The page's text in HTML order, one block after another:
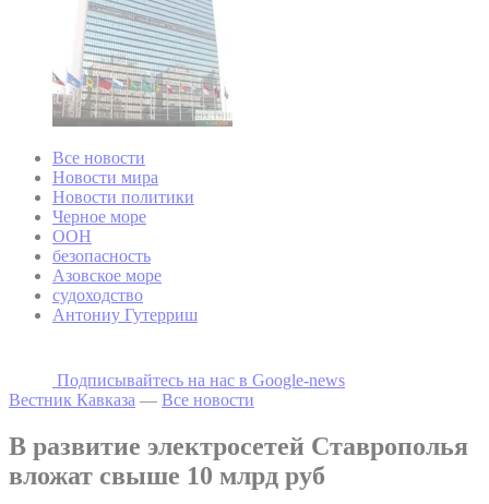
Все новости
Новости мира
Новости политики
Черное море
ООН
безопасность
Азовское море
судоходство
Антониу Гутерриш
Подписывайтесь на наc в Google-news
Вестник Кавказа — Все новости
В развитие электросетей Ставрополья
вложат свыше 10 млрд руб